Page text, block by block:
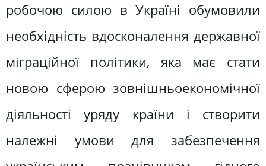
робочою силою в Україні обумовили
необхідність вдосконалення державної
міграційної політики, яка має стати
новою сферою зовнішньоекономічної
діяльності уряду країни і створити
належні умови для забезпечення